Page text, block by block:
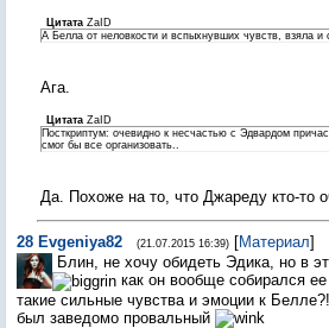
Цитата ZaID
А Белла от неловкости и вспыхнувших чувств, взяла и
Ага.
Цитата ZaID
Посткриптум: очевидно к несчастью с Эдвардом
смог бы все организовать..
Да. Похоже на то, что Джареду кто-то
28 Evgeniya82 (21.07.2015 16:39) [Материал]
Блин, не хочу обидеть Эдика, но в
как он вообще собирался
такие сильные чувства и эмоции к
был заведомо провальный